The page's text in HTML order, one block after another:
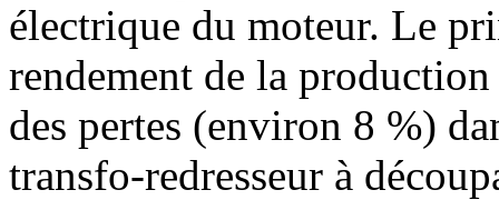
électrique du moteur. Le
rendement de la
des pertes (environ 8 %)
transfo-redresseur à